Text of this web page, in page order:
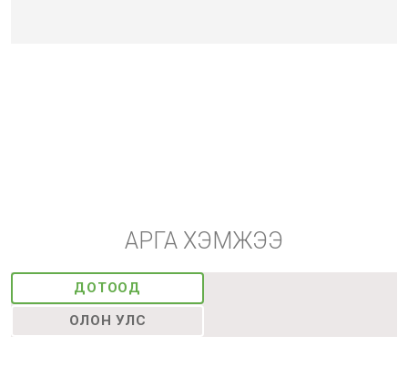
АРГА ХЭМЖЭЭ
ДОТООД
ОЛОН УЛС